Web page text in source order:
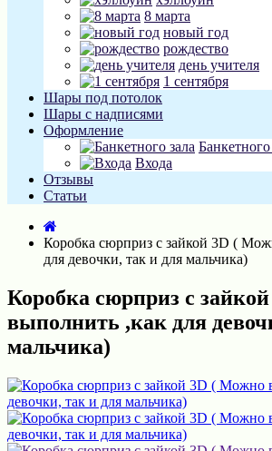
8 марта
новый год
рождество
день учителя
1 сентября
Шары под потолок
Шары с надписями
Оформление
Банкетного
Входа
Отзывы
Статьи
Коробка сюрприз с зайкой 3D (
для девочки, так и для мальчика)
Коробка сюрприз с
выполнить ,как для
мальчика)